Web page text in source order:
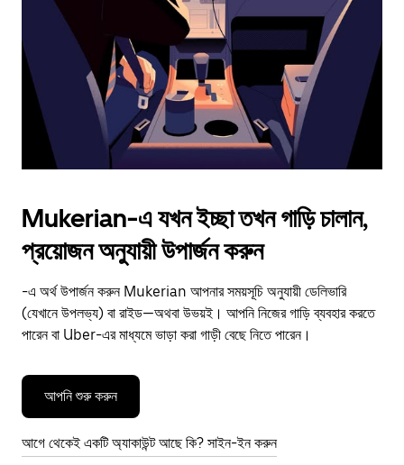
the
calendar.
Mukerian-এ যখন ইচ্ছা তখন গাড়ি চালান,
প্রয়োজন অনুযায়ী উপার্জন করুন
-এ অর্থ উপার্জন করুন Mukerian আপনার সময়সূচি অনুযায়ী ডেলিভারি
(যেখানে উপলভ্য) বা রাইড—অথবা উভয়ই। আপনি নিজের গাড়ি ব্যবহার করতে
পারেন বা Uber-এর মাধ্যমে ভাড়া করা গাড়ী বেছে নিতে পারেন।
আপনি শুরু করুন
আগে থেকেই একটি অ্যাকাউন্ট আছে কি? সাইন-ইন করুন